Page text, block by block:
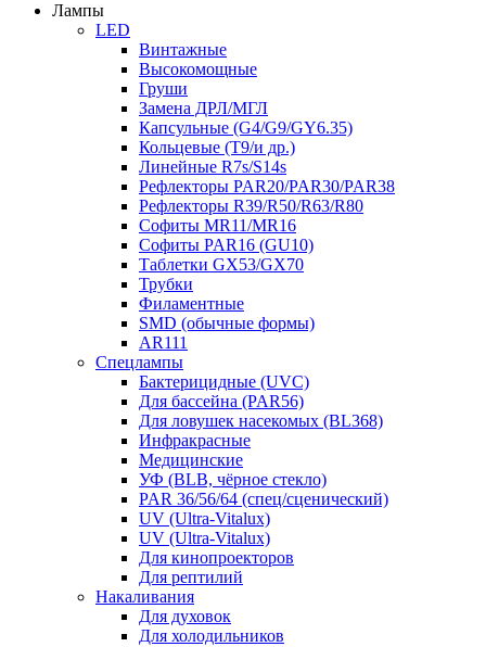
Лампы
LED
Винтажные
Высокомощные
Груши
Замена ДРЛ/МГЛ
Капсульные (G4/G9/GY6.35)
Кольцевые (T9/и др.)
Линейные R7s/S14s
Рефлекторы PAR20/PAR30/PAR38
Рефлекторы R39/R50/R63/R80
Софиты MR11/MR16
Софиты PAR16 (GU10)
Таблетки GX53/GX70
Трубки
Филаментные
SMD (обычные формы)
AR111
Спецлампы
Бактерицидные (UVC)
Для бассейна (PAR56)
Для ловушек насекомых (BL368)
Инфракрасные
Медицинские
УФ (BLB, чёрное стекло)
PAR 36/56/64 (спец/сценический)
UV (Ultra‑Vitalux)
UV (Ultra-Vitalux)
Для кинопроекторов
Для рептилий
Накаливания
Для духовок
Для холодильников